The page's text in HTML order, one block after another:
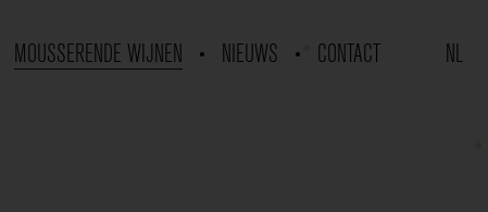
MOUSSERENDE WIJNEN NIEUWS CONTACT NL